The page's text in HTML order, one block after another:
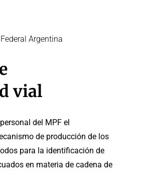
Argentina
vial
del MPF el
de producción de los
para la identificación de
en materia de cadena de